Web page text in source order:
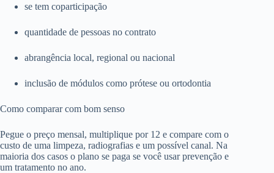
se tem coparticipação
quantidade de pessoas no contrato
abrangência local, regional ou nacional
inclusão de módulos como prótese ou ortodontia
Como comparar com bom senso
Pegue o preço mensal, multiplique por 12 e compare com o
custo de uma limpeza, radiografias e um possível canal. Na
maioria dos casos o plano se paga se você usar prevenção e
um tratamento no ano.